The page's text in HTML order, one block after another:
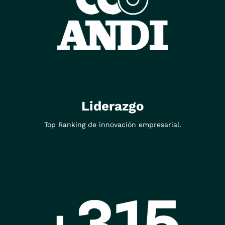
Liderazgo
Top Ranking de innovación empresarial.